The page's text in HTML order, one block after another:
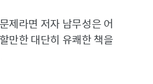
제라면 저자 남무성은 어
만한 대단히 유쾌한 책을